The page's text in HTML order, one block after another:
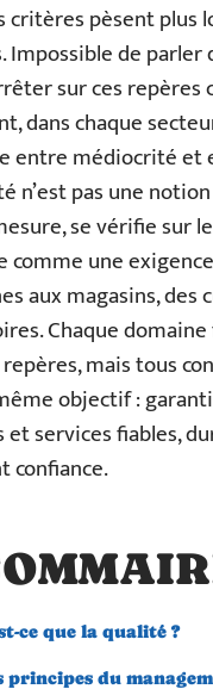
critères pèsent plus
Impossible de parler
sur ces repères
dans chaque
entre médiocrité et
n’est pas une
se vérifie sur
comme une
aux magasins, des
Chaque domaine
mais tous
objectif :
services fiables,
confiance.
ce que la qualité ?
principes du